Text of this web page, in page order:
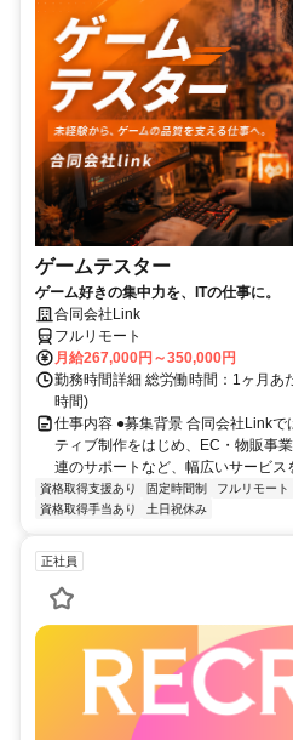
ゲームテスター
ゲーム好きの集中力を、ITの仕事に。
合同会社Link
フルリモート
月給267,000円～350,000円
勤務時間詳細 総労働時間：1ヶ月
時間)
仕事内容 ●募集背景 合同会社Linkで
ティブ制作をはじめ、EC・物販事
連のサポートなど、幅広いサービ
資格取得支援あり 固定時間制 フルリモート
資格取得手当あり
土日祝休み
正社員